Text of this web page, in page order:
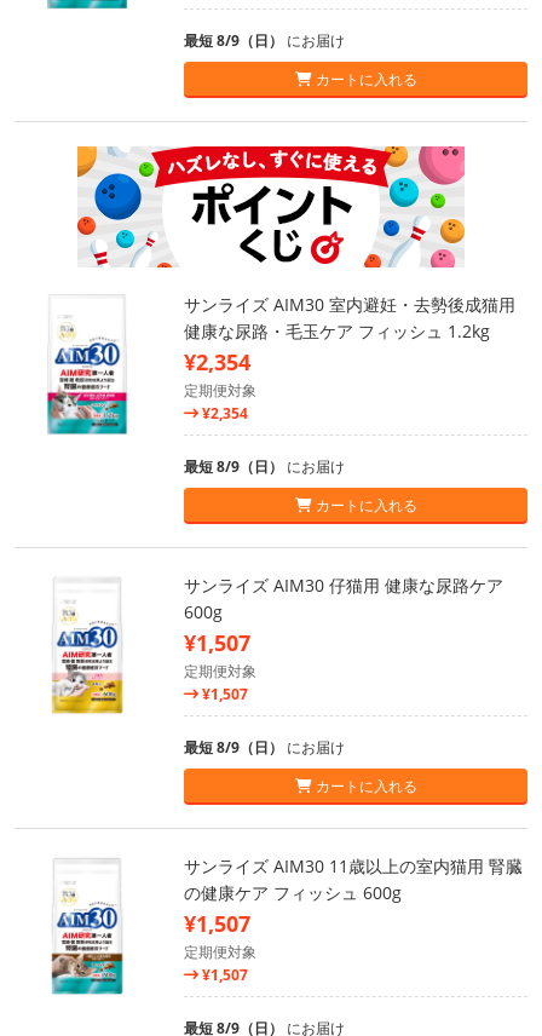
最短 8/9（日） にお届け
カートに入れる
サンライズ AIM30 室内避妊・去勢後成猫用
健康な尿路・毛玉ケア フィッシュ 1.2kg
¥2,354
定期便対象
¥2,354
最短 8/9（日） にお届け
カートに入れる
サンライズ AIM30 仔猫用 健康な尿路ケア
600g
¥1,507
定期便対象
¥1,507
最短 8/9（日） にお届け
カートに入れる
サンライズ AIM30 11歳以上の室内猫用 腎臓
の健康ケア フィッシュ 600g
¥1,507
定期便対象
¥1,507
最短 8/9（日） にお届け